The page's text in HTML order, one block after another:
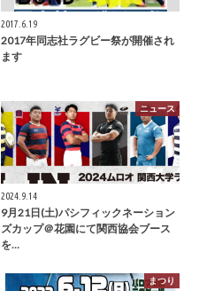
2017.6.19
2017年同志社ラグビー祭が開催され
ます
ニュース
2024.9.14
9月21日(土)パシフィックネーション
ズカップ＠花園にて関西協会ブース
を…
まつり